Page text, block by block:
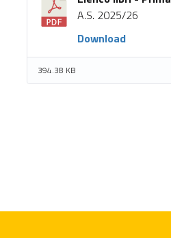
A.S. 2025/26
Download
394.38 KB